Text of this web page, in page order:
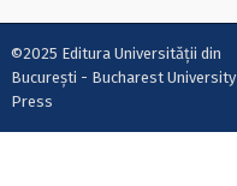
©2025 Editura Universității din
București - Bucharest University
Press